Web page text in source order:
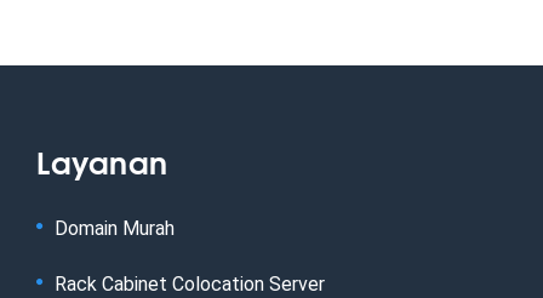
Layanan
Domain Murah
Rack Cabinet Colocation Server